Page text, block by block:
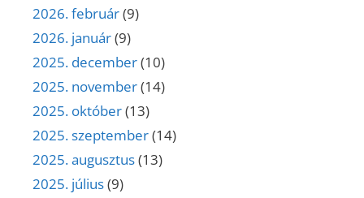
2026. február(9)
2026. január(9)
2025. december(10)
2025. november(14)
2025. október(13)
2025. szeptember(14)
2025. augusztus(13)
2025. július(9)